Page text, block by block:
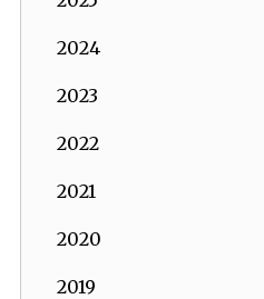
2024
2023
2022
2021
2020
2019